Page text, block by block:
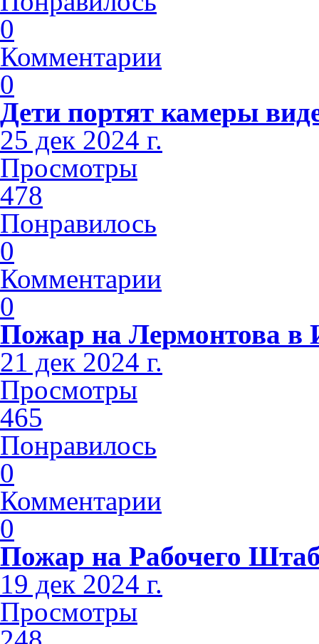
0
Комментарии
0
Дети портят камеры
25 дек 2024 г.
Просмотры
478
Понравилось
0
Комментарии
0
Пожар на Лермонтова в
21 дек 2024 г.
Просмотры
465
Понравилось
0
Комментарии
0
Пожар на Рабочего
19 дек 2024 г.
Просмотры